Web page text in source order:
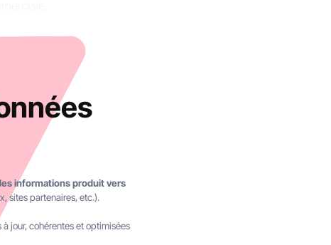
informations produit vers
sites partenaires, etc.).
jour, cohérentes et optimisées